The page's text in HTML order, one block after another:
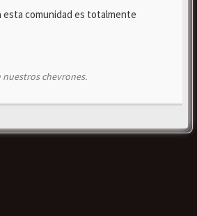
esta comunidad es totalmente
chevrones.